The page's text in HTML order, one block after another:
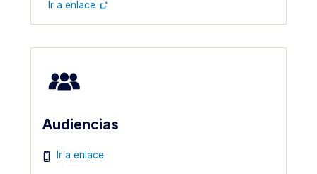
Ir a enlace
Audiencias
Imagen
Ir a enlace